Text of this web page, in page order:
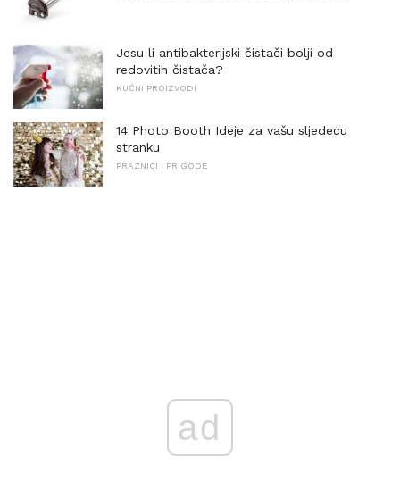
Jesu li antibakterijski čistači bolji od
redovitih čistača?
KUĆNI PROIZVODI
14 Photo Booth Ideje za vašu sljedeću
stranku
PRAZNICI I PRIGODE
ad